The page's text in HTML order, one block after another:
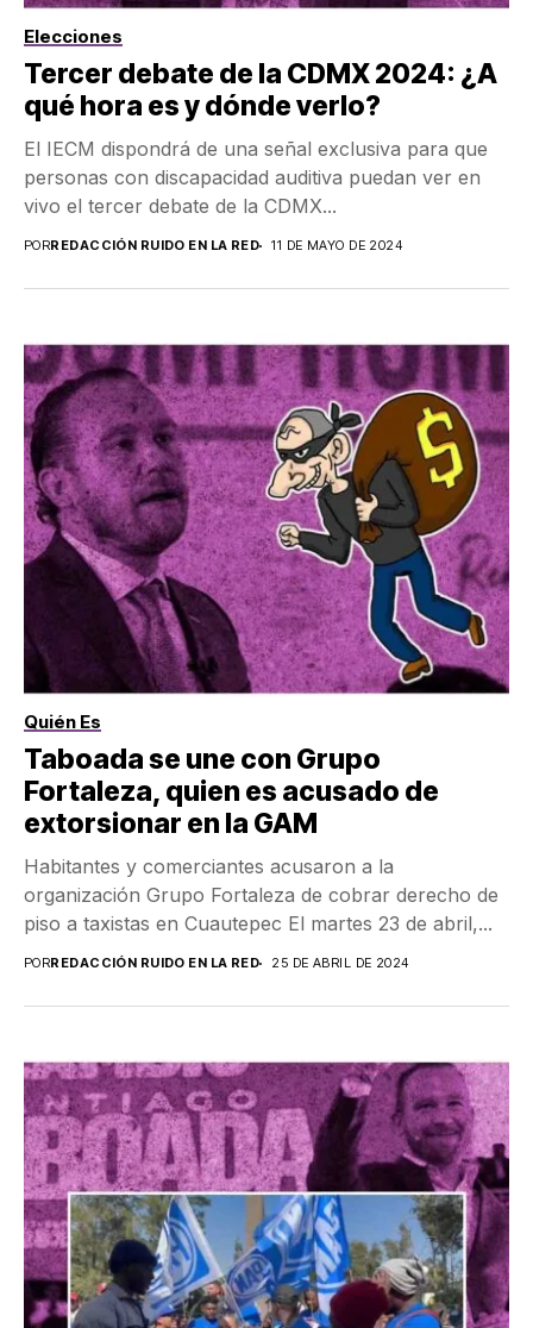
Elecciones
Tercer debate de la CDMX 2024: ¿A
qué hora es y dónde verlo?
El IECM dispondrá de una señal exclusiva para que
personas con discapacidad auditiva puedan ver en
vivo el tercer debate de la CDMX...
PORREDACCIÓN RUIDO EN LA RED 11 DE MAYO DE 2024
Quién Es
Taboada se une con Grupo
Fortaleza, quien es acusado de
extorsionar en la GAM
Habitantes y comerciantes acusaron a la
organización Grupo Fortaleza de cobrar derecho de
piso a taxistas en Cuautepec El martes 23 de abril,...
PORREDACCIÓN RUIDO EN LA RED 25 DE ABRIL DE 2024